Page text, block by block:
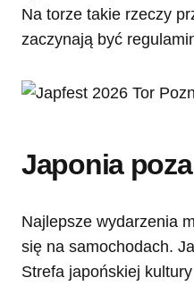
Na torze takie rzeczy
zaczynają być
Japonia
Najlepsze wydarzenia
się na samochodach.
Strefa japońskiej